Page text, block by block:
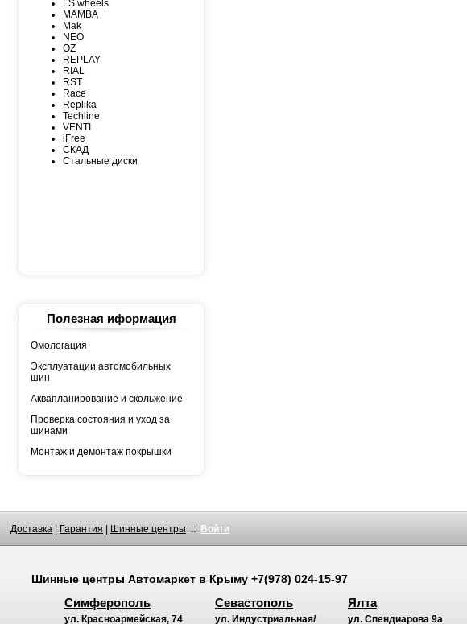
PACE
PIRELLI
PIRELLI Formula
ROADCRUZA
ROADKING
ROADMARCH
ROADSTONE
ROTALLA
SAILUN
SATOYA
SONIX
SUNFULL
TIGAR
TORERO
TORQUE
Росава
LS wheels
MAMBA
Mak
NEO
OZ
REPLAY
RIAL
RST
Race
Replika
Techline
VENTI
iFree
СКАД
Стальные диски
Полезная иформация
Омологация
Эксплуатации автомобильных
шин
Аквапланирование и скольжение
Проверка состояния и уход за
шинами
Монтаж и демонтаж покрышки
Доставка Гарантия Шинные центры :: Войти
Шинные центры Автомаркетв Крыму +7(978) 024-15-97
Симферополь
ул. Красноармейская, 74
Севастополь
ул. Индустриальная/
Ялта
ул. Спендиарова 9а